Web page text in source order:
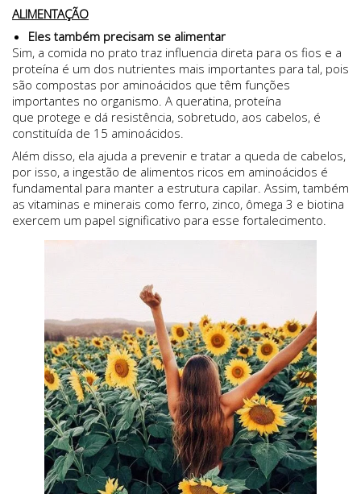
ALIMENTAÇÃO
Eles também precisam se alimentar
Sim, a comida no prato traz influencia direta para os fios e a
proteína é um dos nutrientes mais importantes para tal, pois
são compostas por aminoácidos que têm funções
importantes no organismo. A queratina, proteína
que protege e dá resistência, sobretudo, aos cabelos, é
constituída de 15 aminoácidos.
Além disso, ela ajuda a prevenir e tratar a queda de cabelos,
por isso, a ingestão de alimentos ricos em aminoácidos é
fundamental para manter a estrutura capilar. Assim, também
as vitaminas e minerais como ferro, zinco, ômega 3 e biotina
exercem um papel significativo para esse fortalecimento.